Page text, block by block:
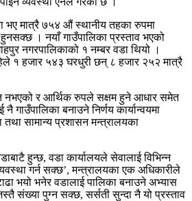
भए मात्रै ७५४ औं स्थानीय तहका रुपमा
हुनसक्छ । नयाँ गाउँपालिका प्रस्ताव भएको
नगरपालिकाको १ नम्बर वडा थियो ।
१ हजार ५४३ घरधुरी छन् ८ हजार २५२ मात्रै
नभएको र आर्थिक रुपले सक्षम हुने आधार समेत
गाउँपालिका बनाउने निर्णय कार्यान्वयमा
तथा सामान्य प्रशासन मन्त्रालयका
हुन्छ, वडा कार्यालयले सेवालाई विभिन्न
गर्न सक्छ’, मन्त्रालयका एक अधिकारीले
भयो भनेर वडालाई पालिका बनाउने अभ्यास
संख्या पुग्न सक्छ, सर्सती सुन्दा नै यो प्रस्ताव